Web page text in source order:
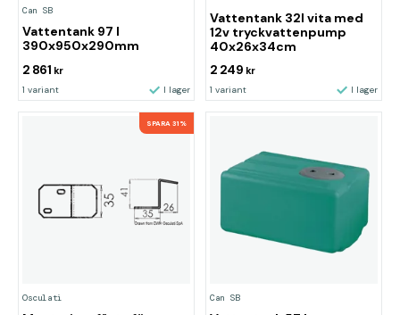
Can SB
Vattentank 97 l
390x950x290mm
2 861 kr
1 variant I lager
Vattentank 32l vita med
12v tryckvattenpump
40x26x34cm
2 249 kr
1 variant I lager
SPARA 31%
Osculati Can SB